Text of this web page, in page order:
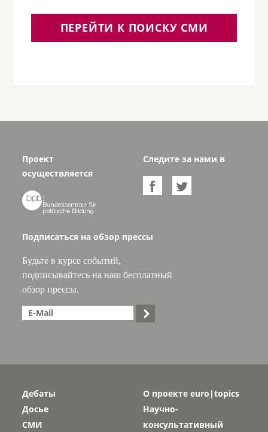
ПЕРЕЙТИ К ПОИСКУ СМИ
Проект
осуществляется

Следите за нами в
 
Подписаться на обзор прессы
Будьте в курсе событий,
подписывайтесь на наш бесплатный
обзор прессы.

Дебаты
Досье
СМИ
О проекте euro|topics
Научно-
консультативный